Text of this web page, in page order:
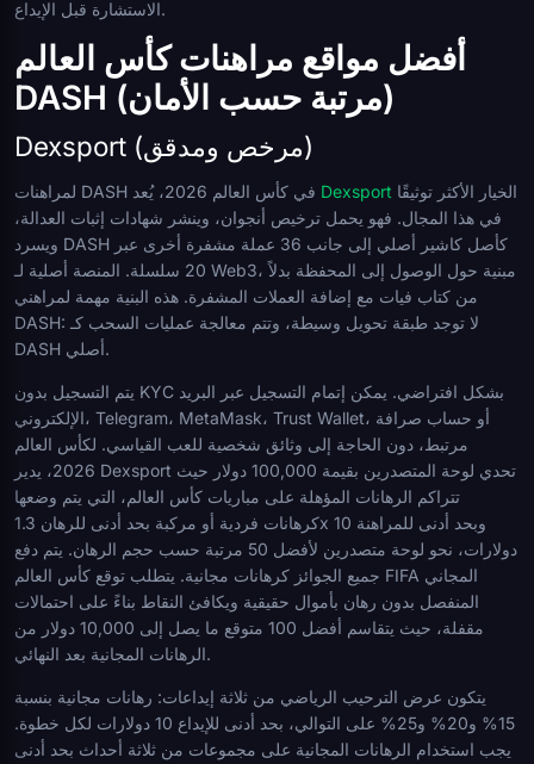
الاستشارة قبل الإيداع.
أفضل مواقع مراهنات كأس العالم
DASH (مرتبة حسب الأمان)
Dexsport (مرخص ومدقق)
Dexsport
في هذا المجال. فهو يحمل ترخيص أنجوان، وينشر شهادات إثبات العدالة،
ويسرد DASH كأصل كاشير أصلي إلى جانب 36 عملة مشفرة أخرى عبر
20 سلسلة. المنصة أصلية لـ Web3، مبنية حول الوصول إلى المحفظة بدلاً
من كتاب فيات مع إضافة العملات المشفرة. هذه البنية مهمة لمراهني
DASH: لا توجد طبقة تحويل وسيطة، وتتم معالجة عمليات السحب كـ
DASH أصلي.
يتم التسجيل بدون KYC بشكل افتراضي. يمكن إتمام التسجيل عبر البريد
الإلكتروني، Telegram، MetaMask، Trust Wallet، أو حساب صرافة
مرتبط، دون الحاجة إلى وثائق شخصية للعب القياسي. لكأس العالم
2026، يدير Dexsport تحدي لوحة المتصدرين بقيمة 100,000 دولار حيث
تتراكم الرهانات المؤهلة على مباريات كأس العالم، التي يتم وضعها
كرهانات فردية أو مركبة بحد أدنى للرهان 1.3x وبحد أدنى للمراهنة 10
دولارات، نحو لوحة متصدرين لأفضل 50 مرتبة حسب حجم الرهان. يتم دفع
جميع الجوائز كرهانات مجانية. يتطلب توقع كأس العالم FIFA المجاني
المنفصل بدون رهان بأموال حقيقية ويكافئ النقاط بناءً على احتمالات
مقفلة، حيث يتقاسم أفضل 100 متوقع ما يصل إلى 10,000 دولار من
الرهانات المجانية بعد النهائي.
يتكون عرض الترحيب الرياضي من ثلاثة إيداعات: رهانات مجانية بنسبة
15% و20% و25% على التوالي، بحد أدنى للإيداع 10 دولارات لكل خطوة.
يجب استخدام الرهانات المجانية على مجموعات من ثلاثة أحداث بحد أدنى